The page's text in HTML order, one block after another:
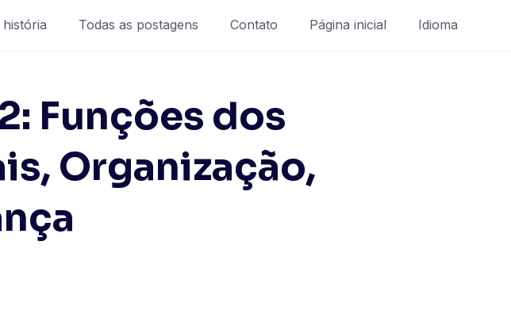
Todas as postagens Contato Página inicial Idioma
Funções dos
Organização,